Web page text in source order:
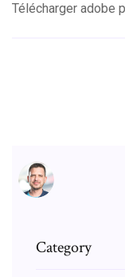
Télécharger adobe
Category